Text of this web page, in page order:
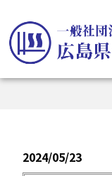
2024/05/23